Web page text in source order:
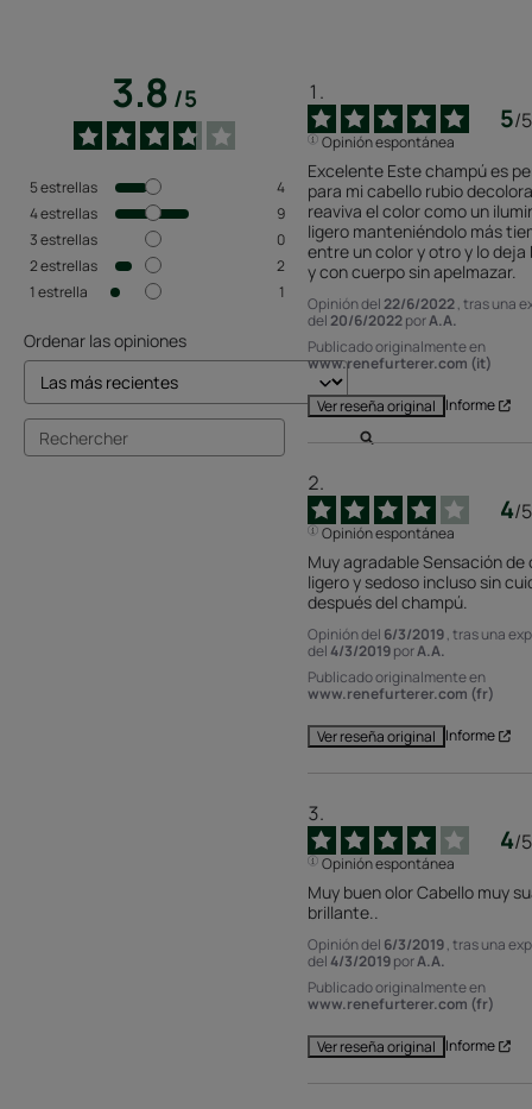
3.8/5
5estrellas
4
4estrellas
9
3estrellas
0
2estrellas
2
1estrella 1
Ordenar las opiniones
5/5
Opinión espontánea
Excelente Este champú es
para mi cabello rubio
reaviva el color como un
ligero manteniéndolo más
entre un color y otro y lo deja
y con cuerpo sin apelmazar.
Opinión del22/6/2022, tras una
del20/6/2022porA.A.
Publicado originalmente en
www.renefurterer.com (it)
Ver reseña original Informe
4/5
Opinión espontánea
Muy agradable Sensación de
ligero y sedoso incluso sin
después del champú.
Opinión del 6/3/2019, tras una
del4/3/2019porA.A.
Publicado originalmente en
www.renefurterer.com (fr)
Ver reseña original Informe
4/5
Opinión espontánea
Muy buen olor Cabello muy
brillante..
Opinión del 6/3/2019, tras una
del4/3/2019porA.A.
Publicado originalmente en
www.renefurterer.com (fr)
Ver reseña original Informe